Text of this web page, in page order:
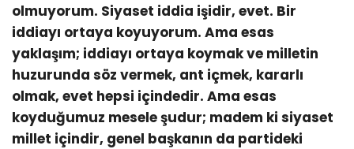
olmuyorum. Siyaset iddia işidir, evet. Bir
iddiayı ortaya koyuyorum. Ama esas
yaklaşım; iddiayı ortaya koymak ve milletin
huzurunda söz vermek, ant içmek, kararlı
olmak, evet hepsi içindedir. Ama esas
koyduğumuz mesele şudur; madem ki siyaset
millet içindir, genel başkanın da partideki